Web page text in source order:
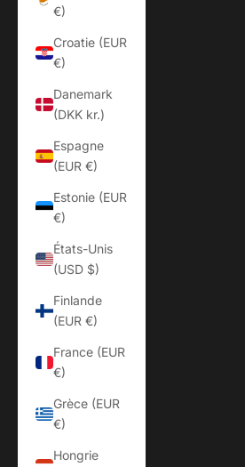
€)
Croatie (EUR
€)
Danemark
(DKK kr.)
Espagne
(EUR €)
Estonie (EUR
€)
États-Unis
(USD $)
Finlande
(EUR €)
France (EUR
€)
Grèce (EUR
€)
Hongrie